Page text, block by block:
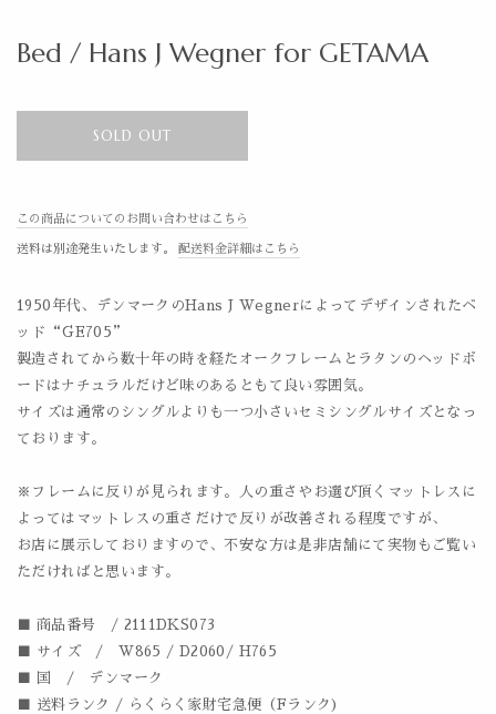
Bed / Hans J Wegner for GETAMA
SOLD OUT
この商品についてのお問い合わせはこちら
送料は別途発生いたします。 配送料金詳細はこちら
1950年代、デンマークのHans J Wegnerによってデザインされたベ
ッド“GE705”
製造されてから数十年の時を経たオークフレームとラタンのヘッドボ
ードはナチュラルだけど味のあるともて良い雰囲気。
サイズは通常のシングルよりも一つ小さいセミシングルサイズとなっ
ております。
※フレームに反りが見られます。人の重さやお選び頂くマットレスに
よってはマットレスの重さだけで反りが改善される程度ですが、
お店に展示しておりますので、不安な方は是非店舗にて実物もご覧い
ただければと思います。
■ 商品番号 / 2111DKS073
■ サイズ / W865 / D2060/ H765
■ 国 / デンマーク
■ 送料ランク / らくらく家財宅急便（Fランク)